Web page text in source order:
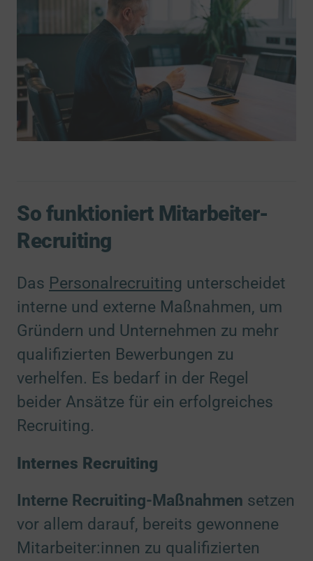
So funktioniert Mitarbeiter-
Recruiting
Das Personalrecruiting unterscheidet
interne und externe Maßnahmen, um
Gründern und Unternehmen zu mehr
qualifizierten Bewerbungen zu
verhelfen. Es bedarf in der Regel
beider Ansätze für ein erfolgreiches
Recruiting.
Internes Recruiting
Interne Recruiting-Maßnahmen setzen
vor allem darauf, bereits gewonnene
Mitarbeiter:innen zu qualifizierten